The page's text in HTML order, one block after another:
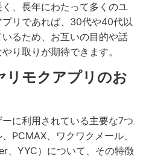
、長年にわたって多くのユ
リであれば、30代や40代以
るため、お互いの目的や話
り取りが期待できます。
リモクアプリのお
に利用されている主要な7つ
PCMAX、ワクワクメール、
、YYC）について、その特徴